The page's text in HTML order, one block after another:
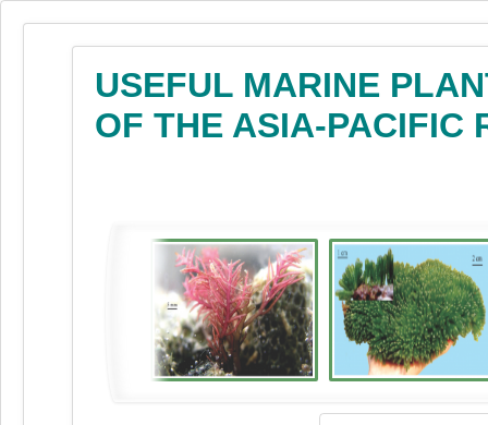
USEFUL MARINE
OF THE ASIA-PACIFIC